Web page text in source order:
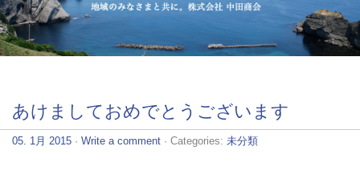
あけましておめでとうございます
05. 1月 2015 · Write a comment · Categories: 未分類